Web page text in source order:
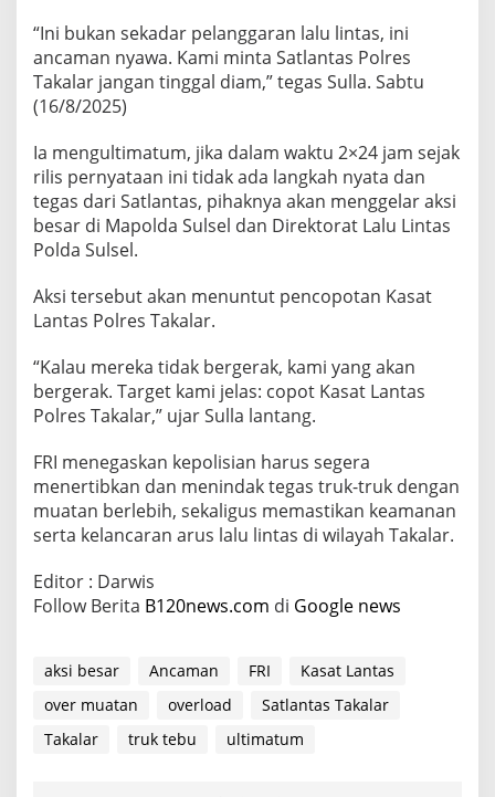
m
S
a
t
n
a
s
T
l
a
B
e
t
n
d
k
C
a
“Ini bukan sekadar pelanggaran lalu lintas, ini
ancaman nyawa. Kami minta Satlantas Polres
Takalar jangan tinggal diam,” tegas Sulla. Sabtu
(16/8/2025)
Ia mengultimatum, jika dalam waktu 2×24 jam sejak
rilis pernyataan ini tidak ada langkah nyata dan
tegas dari Satlantas, pihaknya akan menggelar aksi
besar di Mapolda Sulsel dan Direktorat Lalu Lintas
Polda Sulsel.
Aksi tersebut akan menuntut pencopotan Kasat
Lantas Polres Takalar.
“Kalau mereka tidak bergerak, kami yang akan
bergerak. Target kami jelas: copot Kasat Lantas
Polres Takalar,” ujar Sulla lantang.
FRI menegaskan kepolisian harus segera
menertibkan dan menindak tegas truk-truk dengan
muatan berlebih, sekaligus memastikan keamanan
serta kelancaran arus lalu lintas di wilayah Takalar.
Editor : Darwis
Follow Berita B120news.com di Google news
aksi besar Ancaman FRI
Kasat Lantas
over muatan
overload
Satlantas Takalar
Takalar
truk tebu ultimatum